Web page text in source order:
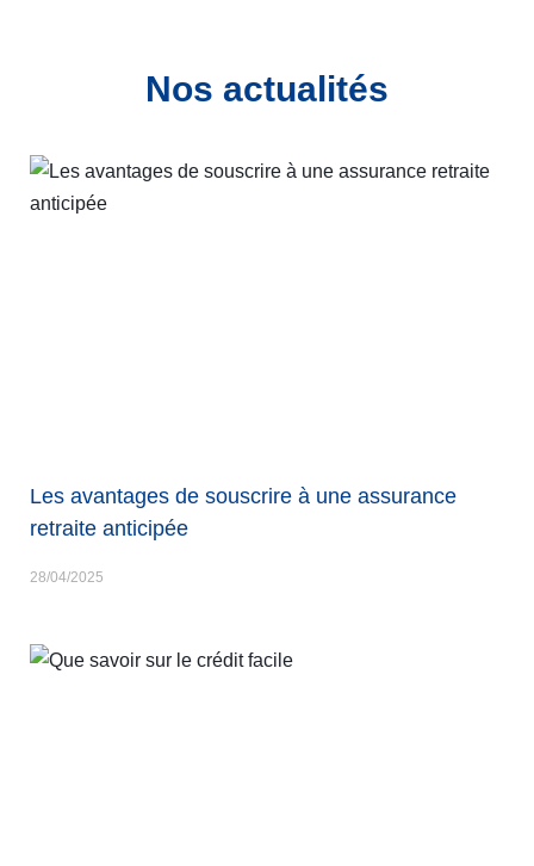
Nos actualités
Les avantages de souscrire à une assurance
retraite anticipée
28/04/2025